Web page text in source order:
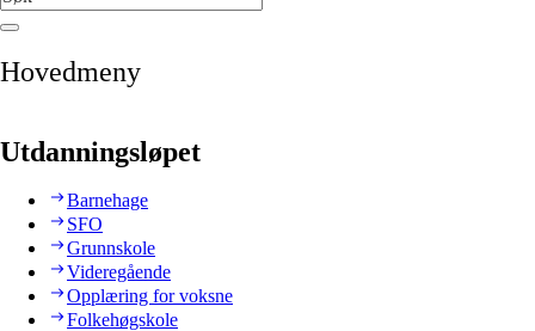
Hovedmeny
Utdanningsløpet
Barnehage
SFO
Grunnskole
Videregående
Opplæring for voksne
Folkehøgskole